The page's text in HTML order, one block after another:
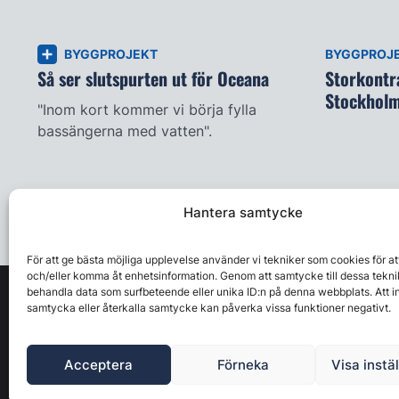
Hantera samtycke
För att ge bästa möjliga upplevelse använder vi tekniker som cookies för
och/eller komma åt enhetsinformation. Genom att samtycke till dessa
behandla data som surfbeteende eller unika ID:n på denna webbplats. Att
samtycka eller återkalla samtycke kan påverka vissa funktioner negativt.
Acceptera Förneka Visa
BYGGPROJEKT
Så ser slutspurten ut för Oceana
"Inom kort kommer vi börja fylla
bassängerna med vatten".